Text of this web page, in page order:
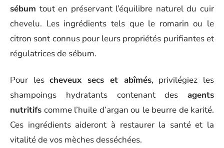
sébum tout en préservant l’équilibre naturel du cuir
chevelu. Les ingrédients tels que le romarin ou le
citron sont connus pour leurs propriétés purifiantes et
régulatrices de sébum.
Pour lescheveux secs et abîmés, privilégiez les
shampoings hydratants contenant des agents
nutritifs comme l’huile d’argan ou le beurre de karité.
Ces ingrédients aideront à restaurer la santé et la
vitalité de vos mèches desséchées.